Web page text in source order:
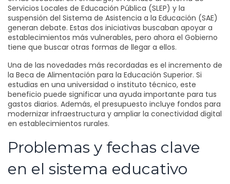
Servicios Locales de Educación Pública (SLEP) y la
suspensión del Sistema de Asistencia a la Educación (SAE)
generan debate. Estas dos iniciativas buscaban apoyar a
establecimientos más vulnerables, pero ahora el Gobierno
tiene que buscar otras formas de llegar a ellos.
Una de las novedades más recordadas es el incremento de
la Beca de Alimentación para la Educación Superior. Si
estudias en una universidad o instituto técnico, este
beneficio puede significar una ayuda importante para tus
gastos diarios. Además, el presupuesto incluye fondos para
modernizar infraestructura y ampliar la conectividad digital
en establecimientos rurales.
Problemas y fechas clave
en el sistema educativo